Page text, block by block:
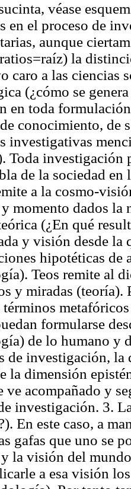
véase
en el proceso de
aunque
ratios=raíz) la
caro a las ciencias
(¿cómo se
en toda
conocimiento, de
investigativas
Toda
de la sociedad
a la cosmo-
momento dados la
(¿En qué
y visión desde la
hipotéticas
Teos remite al
y miradas
formularse
de lo humano y
de investigación, la
la dimensión
ve acompañado y
investigación. 3.
. En este caso, a
gafas que uno se
la visión del
a esa visión